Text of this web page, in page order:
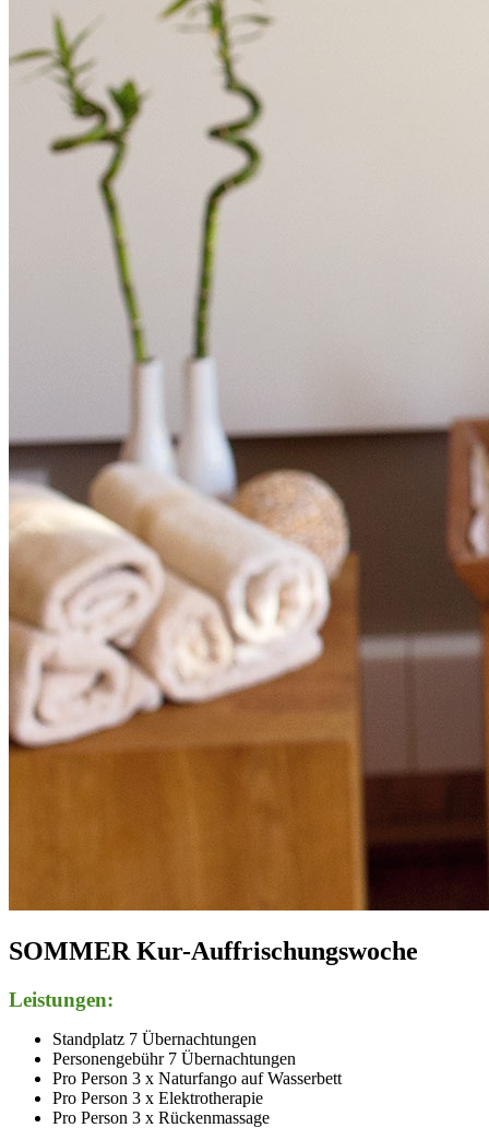
SOMMER Kur-Auffrischungswoche
Leistungen:
Standplatz 7 Übernachtungen
Personengebühr 7 Übernachtungen
Pro Person 3 x Naturfango auf Wasserbett
Pro Person 3 x Elektrotherapie
Pro Person 3 x Rückenmassage